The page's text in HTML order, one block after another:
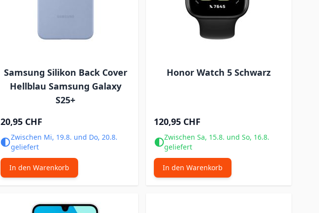
Samsung Silikon Back Cover
Hellblau Samsung Galaxy
S25+
20,95 CHF
Zwischen Mi, 19.8. und Do, 20.8.
geliefert
In den Warenkorb
Honor Watch 5 Schwarz
120,95 CHF
Zwischen Sa, 15.8. und So, 16.8.
geliefert
In den Warenkorb